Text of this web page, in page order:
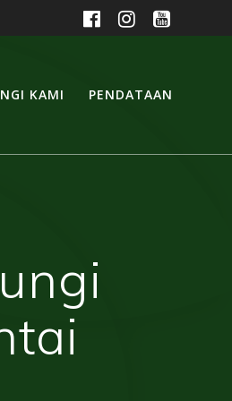
KAMI PENDATAAN